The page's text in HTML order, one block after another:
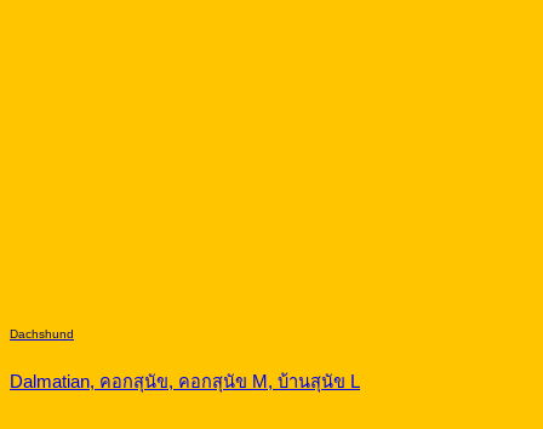
Dachshund
Dalmatian, คอกสุนัข, คอกสุนัข M, บ้านสุนัข L